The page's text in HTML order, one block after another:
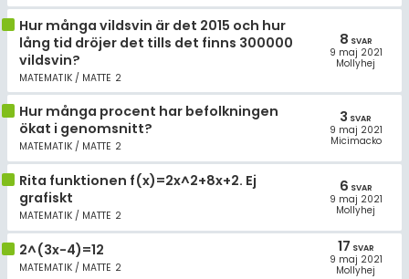
Hur många vildsvin är det 2015 och hur
lång tid dröjer det tills det finns 300000
vildsvin?
MATEMATIK / MATTE 2
8 SVAR
9 maj 2021
Mollyhej
Hur många procent har befolkningen
ökat i genomsnitt?
MATEMATIK / MATTE 2
3 SVAR
9 maj 2021
Micimacko
Rita funktionen f(x)=2x^2+8x+2. Ej
grafiskt
MATEMATIK / MATTE 2
6 SVAR
9 maj 2021
Mollyhej
2^(3x-4)=12
MATEMATIK / MATTE 2
17 SVAR
9 maj 2021
Mollyhej